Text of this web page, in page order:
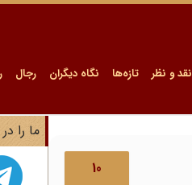
نقد و نظر تازه‌ها نگاه دیگران رجال
10
ما را